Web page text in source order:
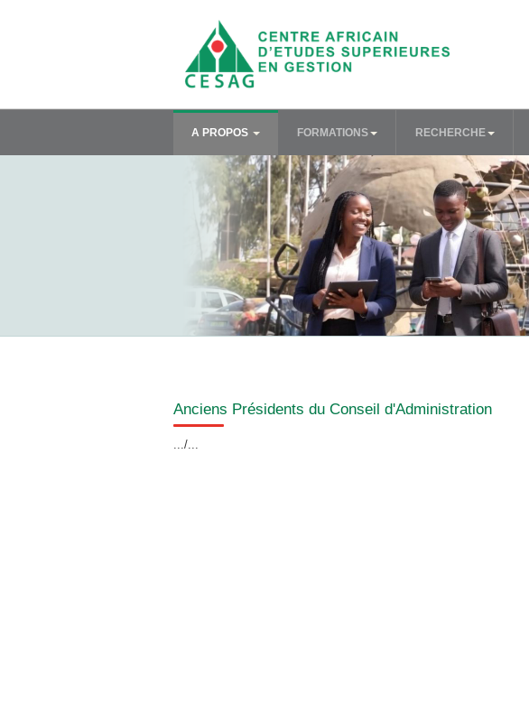
A PROPOS FORMATIONS RECHERCHE
Anciens Présidents du Conseil d'Administration
.../...